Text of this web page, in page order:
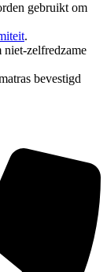
gebruikt om
.
zelfredzame
bevestigd